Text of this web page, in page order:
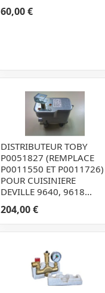
60,00 €
DISTRIBUTEUR TOBY
P0051827 (REMPLACE
P0011550 ET P0011726)
POUR CUISINIERE
DEVILLE 9640, 9618...
204,00 €